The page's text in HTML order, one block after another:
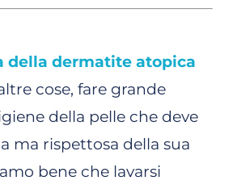
della dermatite atopica
cose, fare grande
della pelle che deve
ma rispettosa della sua
bene che lavarsi